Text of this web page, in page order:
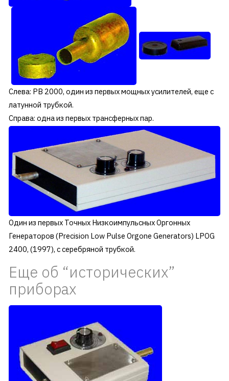
Слева: PB 2000, один из первых мощных усилителей, еще с
латунной трубкой.
Справа: одна из первых трансферных пар.
Один из первых Точных Низкоимпульсных Оргонных
Генераторов (Precision Low Pulse Orgone Generators) LPOG
2400, (1997), с серебряной трубкой.
Еще об “исторических”
приборах